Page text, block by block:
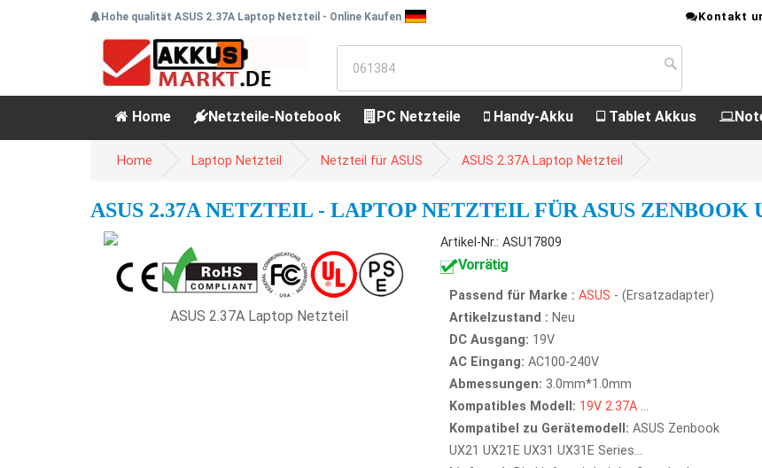
Hohe qualität ASUS 2.37A Laptop Netzteil - Online Kaufen Kontakt
Home Netzteile-Notebook PC Netzteile Handy-Akku Tablet Akkus
Home Laptop Netzteil Netzteil für ASUS ASUS 2.37A Laptop Netzteil
ASUS 2.37A NETZTEIL - LAPTOP NETZTEIL FÜR ASUS ZENBOOK
ASUS 2.37A Laptop Netzteil
Artikel-Nr.: ASU17809
Vorrätig
Passend für Marke : ASUS - (Ersatzadapter)
Artikelzustand : Neu
DC Ausgang: 19V
AC Eingang: AC100-240V
Abmessungen: 3.0mm*1.0mm
Kompatibles Modell: 19V 2.37A ...
Kompatibel zu Gerätemodell: ASUS Zenbook
UX21 UX21E UX31 UX31E Series...